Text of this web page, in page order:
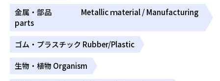
金属・部品 Metallic ｍaterial / Manufacturing
parts
ゴム・プラスチック Rubber/Plastic
生物・植物 Organism